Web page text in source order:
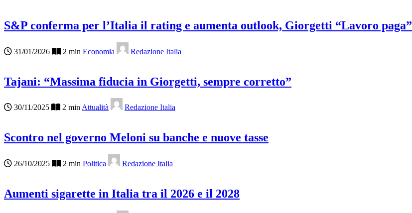
S&P conferma per l’Italia il rating e aumenta outlook, Giorgetti “Lavoro paga”
31/01/2026 2 min Economia Redazione Italia
Tajani: “Massima fiducia in Giorgetti, sempre corretto”
30/11/2025 2 minAttualità Redazione Italia
Scontro nel governo Meloni su banche e nuove tasse
26/10/2025 2 min Politica Redazione Italia
Aumenti sigarette in Italia tra il 2026 e il 2028